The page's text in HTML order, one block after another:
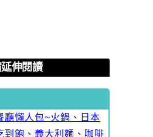
伸閱讀
廳懶人包~火鍋、日本
到飽、義大利麵、咖啡